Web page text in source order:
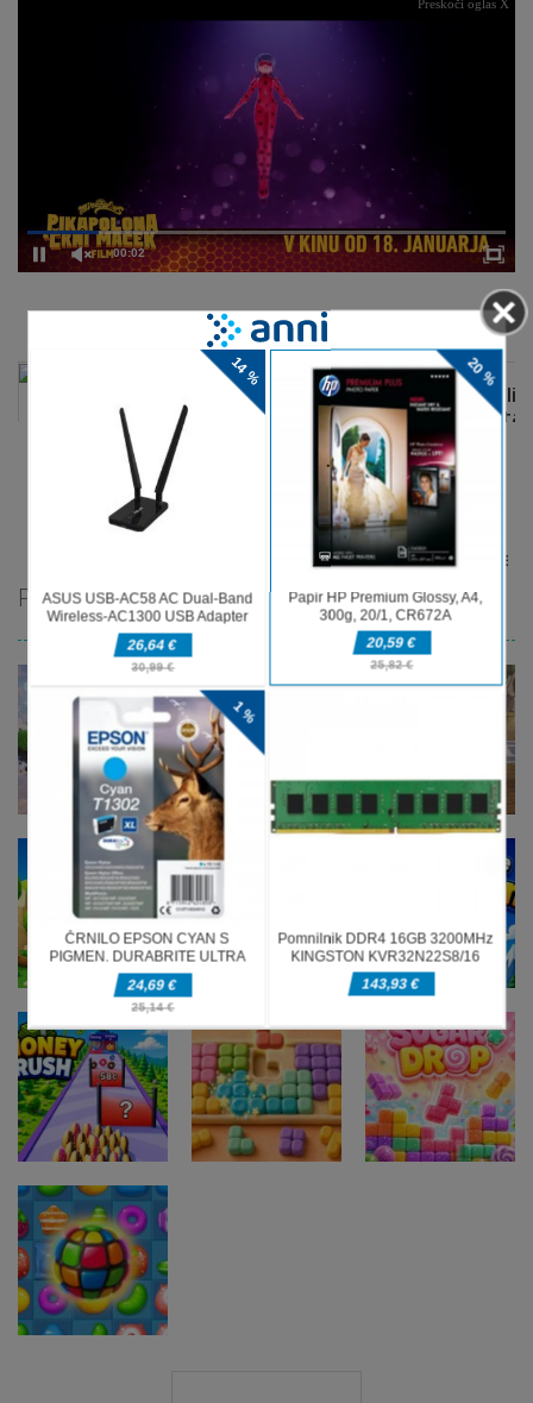
00:02
Preskoči oglas X
DELJENJE
PRIPOROČAMO
Miselne igre
Grass Flip
Jungle Tube
Sort
Game
Miselne igre
Season
Change
Miselne igre
Pixel
Adventure 3D
Miselne igre
Draw And
Save The
Stickman
Miselne igre
Money Rush
Game